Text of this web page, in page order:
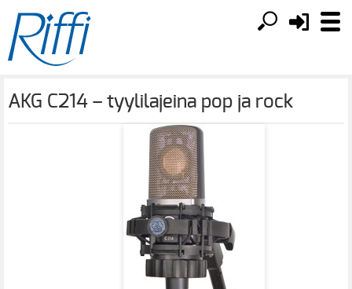
AKG C214 – tyylilajeina pop ja rock